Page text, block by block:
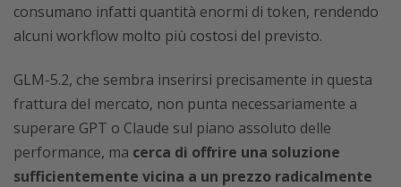
consumano infatti quantità enormi di token, rendendo
alcuni workflow molto più costosi del previsto.
GLM-5.2, che sembra inserirsi precisamente in questa
frattura del mercato, non punta necessariamente a
superare GPT o Claude sul piano assoluto delle
performance, ma cerca di offrire una soluzione
sufficientemente vicina a un prezzo radicalmente